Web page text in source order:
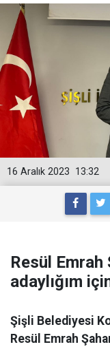
13:32
16 Aralık 2023
Resül Emrah
adaylığım
Şişli Belediyesi
Resül Emrah